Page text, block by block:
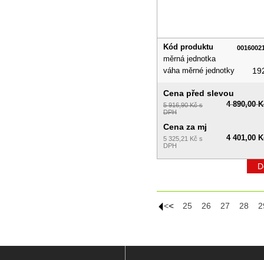
Kód produktu
měrná jednotka
váha měrné jednotky
Cena před slevou
5 916,90 Kč s
DPH
4 890,00
Cena za mj
5 325,21 Kč s
DPH
4 401,00
|<<
< 25 26 27 28